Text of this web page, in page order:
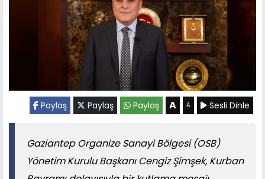
Paylaş Paylaş Paylaş A A Sesli Dinle
Gaziantep Organize Sanayi Bölgesi (OSB)
Yönetim Kurulu Başkanı Cengiz Şimşek, Kurban